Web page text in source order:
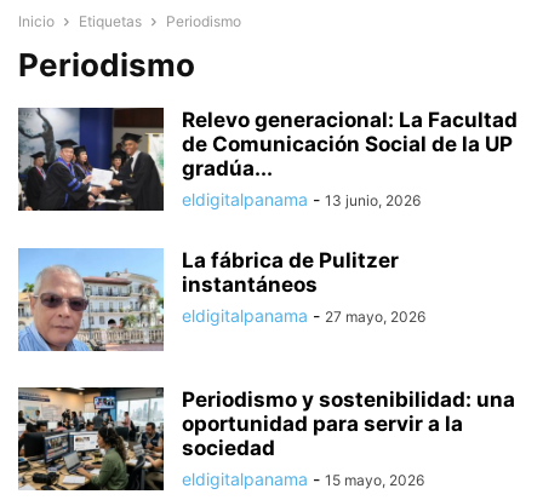
Inicio Etiquetas Periodismo
Periodismo
Relevo generacional: La Facultad
de Comunicación Social de la UP
gradúa...
eldigitalpanama - 13 junio, 2026
La fábrica de Pulitzer
instantáneos
eldigitalpanama - 27 mayo, 2026
Periodismo y sostenibilidad: una
oportunidad para servir a la
sociedad
eldigitalpanama - 15 mayo, 2026